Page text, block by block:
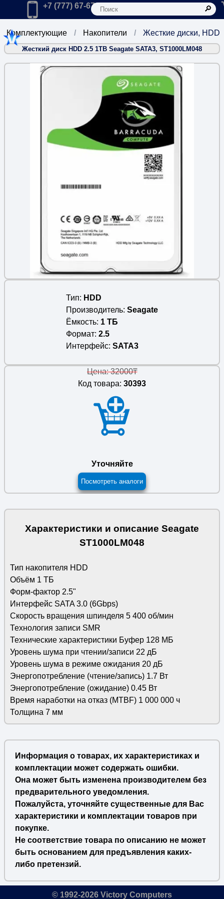
Главная
Позвонить в компанию по телефону:
+7 (777) 67-67-666
Жесткие диски, HDD
Накопители
Комплектующие
Жесткий диск HDD 2.5 1TB Seagate SATA3, ST1000LM048
3
Тип
HDD
Производитель Seagate
Ёмкость 1 ТБ
Формат 2.5
Интерфейс SATA3
Цена: 32000₸
Код товара: 30393
Уточняйте
Посмотреть аналоги
Характеристики и описание Seagate
ST1000LM048
Тип накопителя HDD
Объём 1 ТБ
Форм-фактор 2.5"
Интерфейс SATA 3.0 (6Gbps)
Скорость вращения шпинделя 5 400 об/мин
Технология записи SMR
Технические характеристики Буфер 128 МБ
Уровень шума при чтении/записи 22 дБ
Уровень шума в режиме ожидания 20 дБ
Энергопотребление (чтение/запись) 1.7 Вт
Энергопотребление (ожидание) 0.45 Вт
Время наработки на отказ (МТBF) 1 000 000 ч
Толщина 7 мм
Информация о товарах, их характеристиках и
комплектации может содержать ошибки.
Она может быть изменена производителем без
предварительного уведомления.
Пожалуйста, уточняйте существенные для Вас
характеристики и комплектации товаров при
покупке.
Не соответствие товара по описанию не может
быть основанием для предъявления каких-
либо претензий.
© 1992-2026 Victory Computers